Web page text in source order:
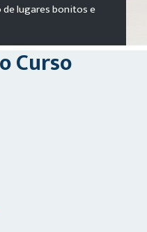
de lugares bonitos e
Curso